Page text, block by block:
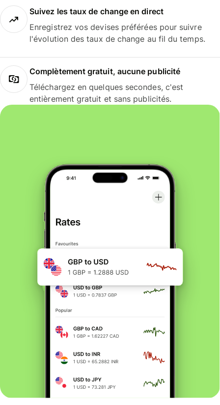
Suivez les taux de change en direct
Enregistrez vos devises préférées pour suivre
l'évolution des taux de change au fil du temps.
Complètement gratuit, aucune publicité
Téléchargez en quelques secondes, c'est
entièrement gratuit et sans publicités.